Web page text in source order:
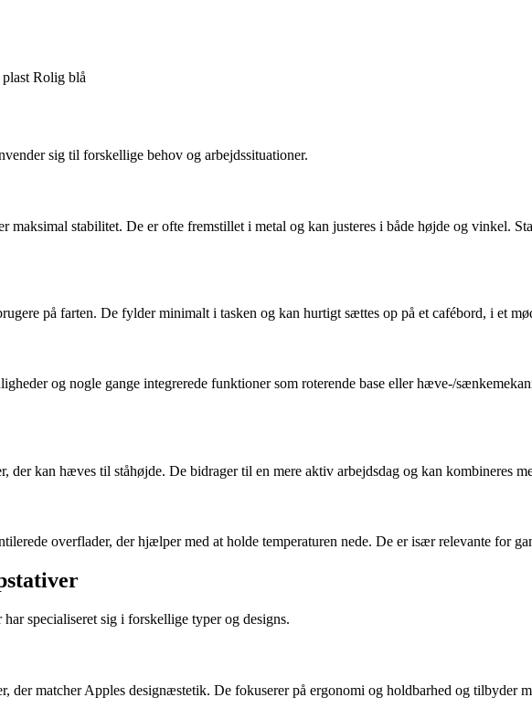
Rolig blå
sig til forskellige behov og arbejdssituationer.
maksimal stabilitet. De er ofte fremstillet i metal og kan justeres i både højde og vinkel.
på farten. De fylder minimalt i tasken og kan hurtigt sættes op på et cafébord, i et
og nogle gange integrerede funktioner som roterende base eller hæve-/
der kan hæves til ståhøjde. De bidrager til en mere aktiv arbejdsdag og kan kombineres
overflader, der hjælper med at holde temperaturen nede. De er især relevante for
specialiseret sig i forskellige typer og designs.
der matcher Apples designæstetik. De fokuserer på ergonomi og holdbarhed og tilbyder